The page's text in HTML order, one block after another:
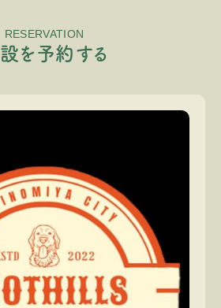
RESERVATION
設を 予約 する